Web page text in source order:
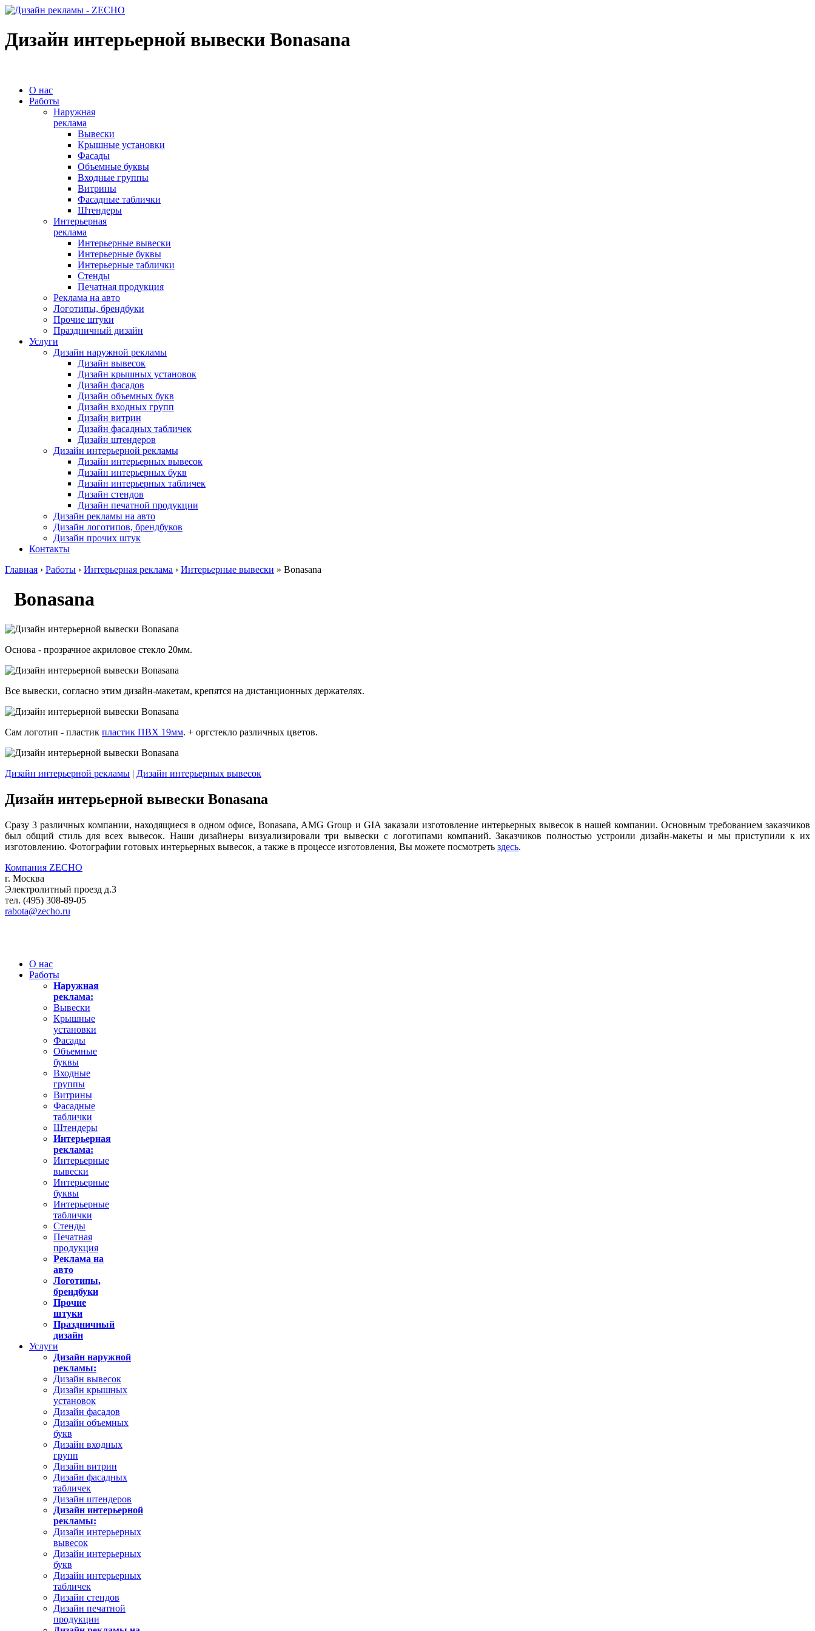
Дизайн интерьерной вывески Bonasana
О нас
Работы
Наружная
реклама
Вывески
Крышные установки
Фасады
Объемные буквы
Входные группы
Витрины
Фасадные таблички
Штендеры
Интерьерная
реклама
Интерьерные вывески
Интерьерные буквы
Интерьерные таблички
Стенды
Печатная продукция
Реклама на авто
Логотипы, брендбуки
Прочие штуки
Праздничный дизайн
Услуги
Дизайн наружной рекламы
Дизайн вывесок
Дизайн крышных установок
Дизайн фасадов
Дизайн объемных букв
Дизайн входных групп
Дизайн витрин
Дизайн фасадных табличек
Дизайн штендеров
Дизайн интерьерной рекламы
Дизайн интерьерных вывесок
Дизайн интерьерных букв
Дизайн интерьерных табличек
Дизайн стендов
Дизайн печатной продукции
Дизайн рекламы на авто
Дизайн логотипов, брендбуков
Дизайн прочих штук
Контакты
Главная › Работы › Интерьерная реклама › Интерьерные вывески » Bonasana
Bonasana
Основа - прозрачное акриловое стекло 20мм.
Все вывески, согласно этим дизайн-макетам, крепятся на дистанционных держателях.
Сам логотип - пластик пластик ПВХ 19мм. + оргстекло различных цветов.
Дизайн интерьерной рекламы | Дизайн интерьерных вывесок
Дизайн интерьерной вывески Bonasana
Сразу 3 различных компании, находящиеся в одном офисе, Bonasana, AMG Group и GIA заказали изготовление интерьерных вывесок в нашей компании. Основным требованием заказчиков
был общий стиль для всех вывесок. Наши дизайнеры визуализировали три вывески с логотипами компаний. Заказчиков полностью устроили дизайн-макеты и мы приступили к их
изготовлению. Фотографии готовых интерьерных вывесок, а также в процессе изготовления, Вы можете посмотреть здесь.
Компания ZECHO
г. Москва
Электролитный проезд д.3
тел. (495) 308-89-05
rabota@zecho.ru
О нас
Работы
Наружная
реклама:
Вывески
Крышные
установки
Фасады
Объемные
буквы
Входные
группы
Витрины
Фасадные
таблички
Штендеры
Интерьерная
реклама:
Интерьерные
вывески
Интерьерные
буквы
Интерьерные
таблички
Стенды
Печатная
продукция
Реклама на
авто
Логотипы,
брендбуки
Прочие
штуки
Праздничный
дизайн
Услуги
Дизайн наружной
рекламы:
Дизайн вывесок
Дизайн крышных
установок
Дизайн фасадов
Дизайн объемных
букв
Дизайн входных
групп
Дизайн витрин
Дизайн фасадных
табличек
Дизайн штендеров
Дизайн интерьерной
рекламы:
Дизайн интерьерных
вывесок
Дизайн интерьерных
букв
Дизайн интерьерных
табличек
Дизайн стендов
Дизайн печатной
продукции